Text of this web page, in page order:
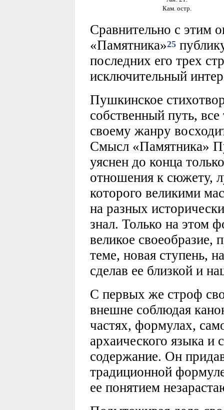
Кам. остр.
Сравнительно с этим
«Памятника»25
последних его трех
исключительный
Пушкинское
собственный путь,
своему жанру
Смысл «Памятника»
уяснен до конца
отношения к сюжету,
которого великими
на разных
знал. Только на этом
великое
теме, новая ступень,
сделав ее близкой и
С первых же строф
внешне соблюдая
частях, формулах,
архаического языка и
содержание. Он
традиционной
ее понятием